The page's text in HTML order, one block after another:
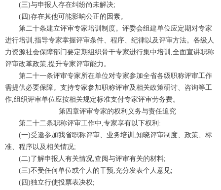
(三)与申报人存在纠纷尚未解决;
(四)存在其他可能影响公正的因素。
第二十条建立评审专家培训制度。评委会组建单位应定期对专家
进行培训,指导专家掌握评审条件、程序、纪律以及评审方法。各级人
力资源社会保障部门要定期组织骨干专家进行集中培训,全面宣讲职称
评审改革政策,提升专家评审能力。
第二十一条评审专家所在单位对专家参加全省各级职称评审工作
需提供必要保障。支持专家参加职称评审及相关政策研讨、咨询等工
作,组织评审单位应按相关规定标准支付专家评审劳务费。
第四章评审专家的权利义务与责任追究
第二十二条职称评审工作中,专家享有以下权利:
(一)受邀参加我省职称评审、业务培训,知晓评审制度、政策、标
准、程序以及相关情况;
(二)了解申报人有关情况,查阅与评审有关的材料;
(三)不受任何单位或个人的干预,充分发表个人意见;
(四)独立行使投票表决权;